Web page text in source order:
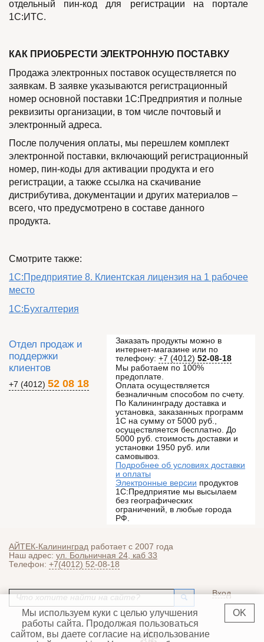
отдельный пин-код для регистрации на портале
1С:ИТС.
КАК ПРИОБРЕСТИ ЭЛЕКТРОННУЮ ПОСТАВКУ
Продажа электронных поставок осуществляется по
заявкам. В заявке указываются регистрационный
номер основной поставки 1С:Предприятия и полные
реквизиты организации, в том числе почтовый и
электронный адреса.
После получения оплаты, мы перешлем комплект
электронной поставки, включающий регистрационный
номер, пин-коды для активации продукта и его
регистрации, а также ссылка на скачивание
дистрибутива, документации и других материалов –
всего, что предусмотрено в составе данного
продукта.
Смотрите также:
1С:Предприятие 8. Клиентская лицензия на 1 рабочее
место
1С:Бухгалтерия
Отдел продаж и
поддержки
клиентов
+7 (4012) 52 08 18
Заказать продукты можно в
интернет-магазине или по
телефону: +7 (4012) 52-08-18
Мы работаем по 100%
предоплате.
Оплата осуществляется
безналичным способом по счету.
По Калининграду доставка и
установка, заказанных программ
1С на сумму от 5000 руб.,
осуществляется бесплатно. До
5000 руб. стоимость доставки и
установки 1950 руб. или
самовывоз.
Подробнее об условиях доставки
и оплаты
Электронные версии продуктов
1С:Предприятие мы высылаем
без географических
ограничений, в любые города
РФ.
АЙТЕК-Калининград работает с 2007 года
Наш адрес: ул. Больничная 24, каб 33
Телефон: +7(4012) 52-08-18
Форма поиска
Поиск Вход
Мы используем куки с целью улучшения
работы сайта. Продолжая пользоваться
сайтом, вы даете согласие на использование
OK